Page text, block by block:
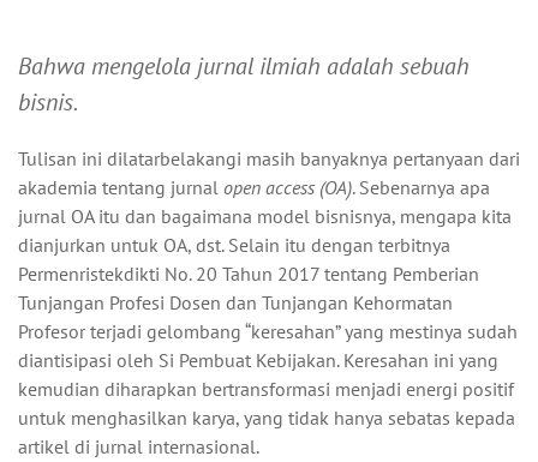
Bahwa mengelola jurnal ilmiah adalah sebuah
bisnis.
Tulisan ini dilatarbelakangi masih banyaknya pertanyaan dari
akademia tentang jurnal open access (OA). Sebenarnya apa
jurnal OA itu dan bagaimana model bisnisnya, mengapa kita
dianjurkan untuk OA, dst. Selain itu dengan terbitnya
Permenristekdikti No. 20 Tahun 2017 tentang Pemberian
Tunjangan Profesi Dosen dan Tunjangan Kehormatan
Profesor terjadi gelombang “keresahan” yang mestinya sudah
diantisipasi oleh Si Pembuat Kebijakan. Keresahan ini yang
kemudian diharapkan bertransformasi menjadi energi positif
untuk menghasilkan karya, yang tidak hanya sebatas kepada
artikel di jurnal internasional.